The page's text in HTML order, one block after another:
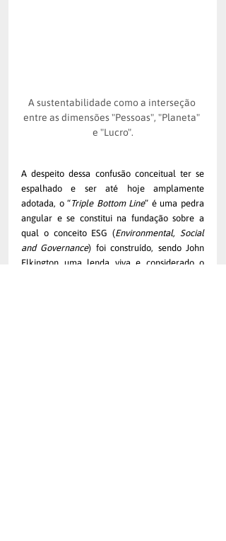
A sustentabilidade como a interseção
entre as dimensões "Pessoas", "Planeta"
e "Lucro".
A despeito dessa confusão conceitual ter se
espalhado e ser até hoje amplamente
adotada, o “Triple Bottom Line” é uma pedra
angular e se constitui na fundação sobre a
qual o conceito ESG (Environmental, Social
and Governance) foi construído, sendo John
Elkington uma lenda viva e considerado o